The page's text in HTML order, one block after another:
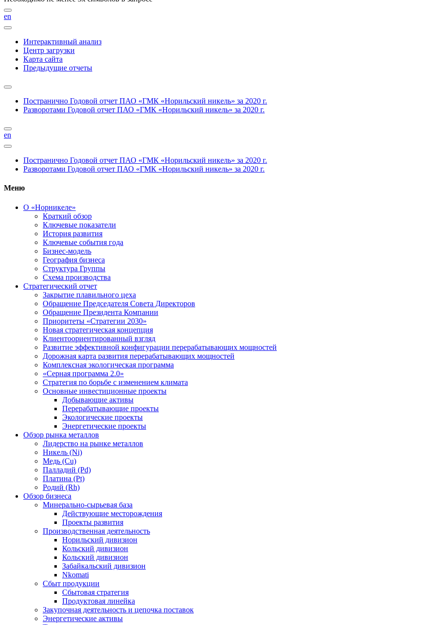
en
Интерактивный анализ
Центр загрузки
Карта сайта
Предыдущие отчеты
Постранично Годовой отчет ПАО «ГМК «Норильский никель» за 2020 г.
Разворотами Годовой отчет ПАО «ГМК «Норильский никель» за 2020 г.
en
Постранично Годовой отчет ПАО «ГМК «Норильский никель» за 2020 г.
Разворотами Годовой отчет ПАО «ГМК «Норильский никель» за 2020 г.
Меню
О «Норникеле»
Краткий обзор
Ключевые показатели
История развития
Ключевые события года
Бизнес-модель
География бизнеса
Структура Группы
Схема производства
Стратегический отчет
Закрытие плавильного цеха
Обращение Председателя Совета Директоров
Обращение Президента Компании
Приоритеты «Стратегии 2030»
Новая стратегическая концепция
Клиентоориентированный взгляд
Развитие эффективной конфигурации перерабатывающих мощностей
Дорожная карта развития перерабатывающих мощностей
Комплексная экологическая программа
«Серная программа 2.0»
Стратегия по борьбе с изменением климата
Основные инвестиционные проекты
Добывающие активы
Перерабатывающие проекты
Экологические проекты
Энергетические проекты
Обзор рынка металлов
Лидерство на рынке металлов
Никель (Ni)
Медь (Cu)
Палладий (Pd)
Платина (Pt)
Родий (Rh)
Обзор бизнеса
Минерально-сырьевая база
Действующие месторождения
Проекты развития
Производственная деятельность
Норильский дивизион
Кольский дивизион
Кольский дивизион
Забайкальский дивизион
Nkomati
Сбыт продукции
Сбытовая стратегия
Продуктовая линейка
Закупочная деятельность и цепочка поставок
Энергетические активы